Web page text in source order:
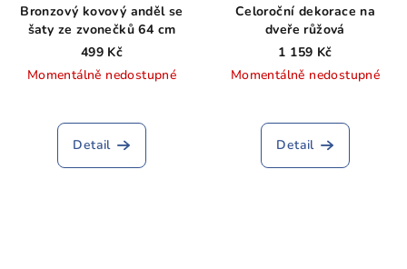
Bronzový kovový anděl se
šaty ze zvonečků 64 cm
499 Kč
Momentálně nedostupné
Detail
Celoroční dekorace na
dveře růžová
1 159 Kč
Momentálně nedostupné
Detail